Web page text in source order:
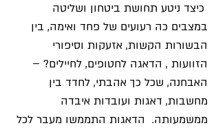
כיצד ניטע תחושת ביטחון ושליטה
במצבים כה רעועים של פחד ואימה, בין
הבשורות הקשות, אזעקות וסיפורי
הזוועות , הדאגה לחטופים, לחיילים? –
האבחנה, שכל כך אהבתי, לחדד בין
מחשבות, דאגות ועובדות איבדה
ממשמעותה.  הדאגות התממשו מעבר לכל